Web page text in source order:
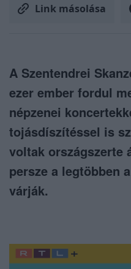
Link másolása
A Szentendrei
ezer ember fordul
népzenei
tojásdíszítéssel is
voltak országszerte
persze a legtöbben
várják.